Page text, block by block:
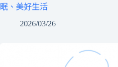
眠、美好生活
2026/03/26